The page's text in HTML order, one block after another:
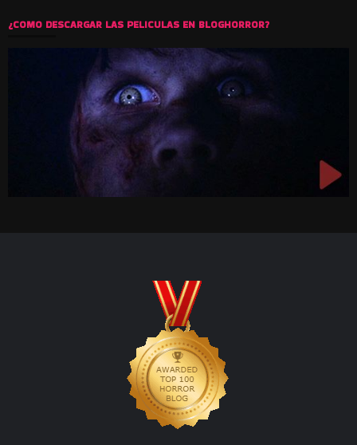
¿COMO DESCARGAR LAS PELICULAS EN BLOGHORROR?